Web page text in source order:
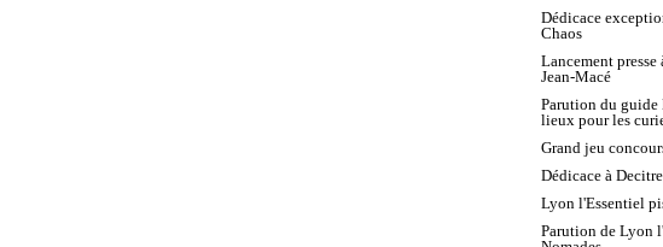
Dédicace
Chaos
Lancement presse
Jean-Macé
Parution du guide
lieux pour les
Grand jeu
Dédicace à
Lyon l'Essentiel
Parution de Lyon